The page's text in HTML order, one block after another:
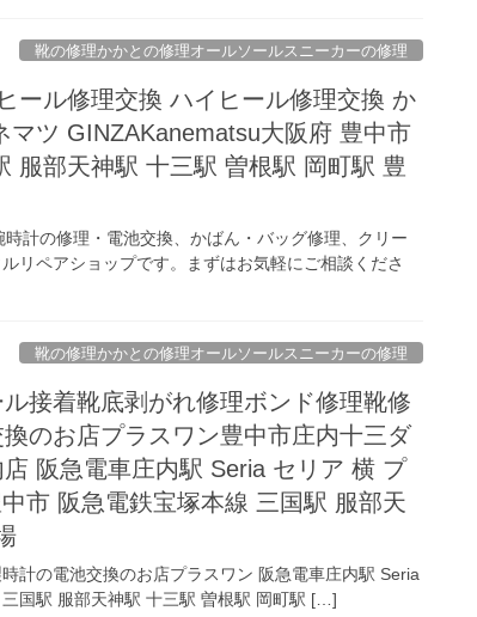
靴の修理かかとの修理オールソールスニーカーの修理
ール修理交換 ハイヒール修理交換 か
マツ GINZAKanematsu大阪府 豊中市
服部天神駅 十三駅 曽根駅 岡町駅 豊
計の修理・電池交換、かばん・バッグ修理、クリー
リペアショップです。まずはお気軽にご相談くださ
靴の修理かかとの修理オールソールスニーカーの修理
接着靴底剥がれ修理ボンド修理靴修
のお店プラスワン豊中市庄内十三ダ
阪急電車庄内駅 Seria セリア 横 プ
市 阪急電鉄宝塚本線 三国駅 服部天
計の電池交換のお店プラスワン 阪急電車庄内駅 Seria
国駅 服部天神駅 十三駅 曽根駅 岡町駅 […]